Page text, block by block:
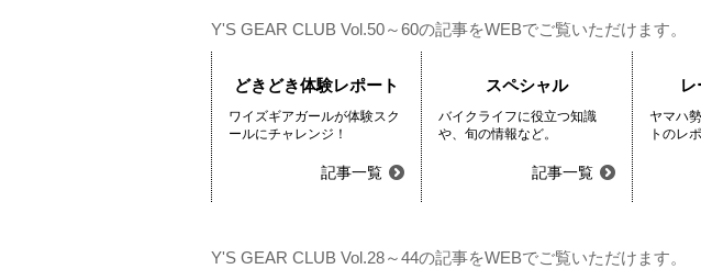
Y'S GEAR CLUB Vol.50～60の記事をWEBでご覧いただけます。
どきどき体験レポート
ワイズギアガールが体験スク
ールにチャレンジ！
記事一覧
スペシャル
バイクライフに役立つ知識
や、旬の情報など。
記事一覧
ヤマハ
トのレ
Y'S GEAR CLUB Vol.28～44の記事をWEBでご覧いただけます。